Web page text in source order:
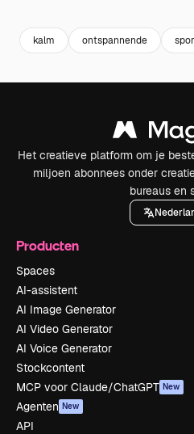
kalm ontspannende
Het creatieve platform om je
miljoen abonnees onder
bureaus en
Producten
Spaces
AI-assistent
AI Image Generator
AI Video Generator
AI Voice Generator
Stockcontent
MCP voor Claude/ChatGPT New
Agenten New
API